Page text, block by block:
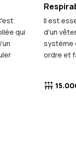
qui
Il est
d'un
système
ordre et